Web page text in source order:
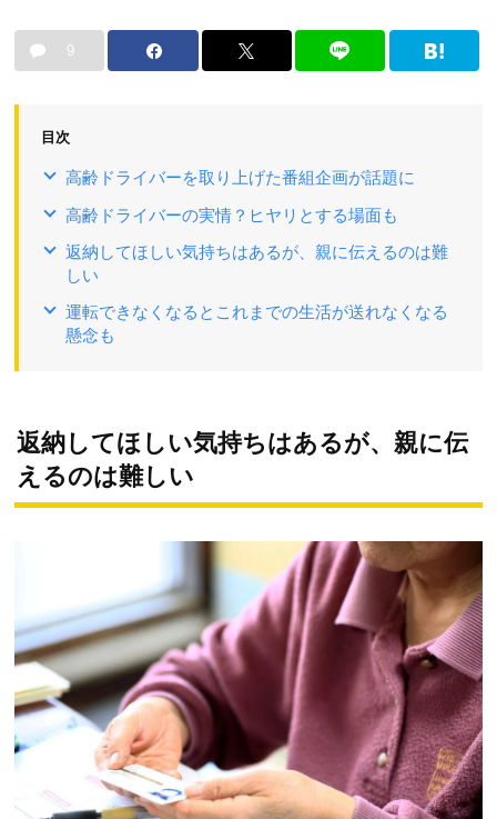
9
目次
高齢ドライバーを取り上げた番組企画が話題に
高齢ドライバーの実情？ヒヤリとする場面も
返納してほしい気持ちはあるが、親に伝えるのは難
しい
運転できなくなるとこれまでの生活が送れなくなる
懸念も
返納してほしい気持ちはあるが、親に伝
えるのは難しい